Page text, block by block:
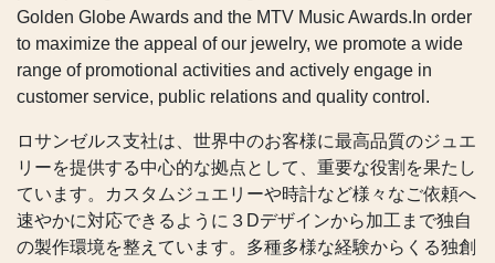
Golden Globe Awards and the MTV Music Awards.In order
to maximize the appeal of our jewelry, we promote a wide
range of promotional activities and actively engage in
customer service, public relations and quality control.
ロサンゼルス支社は、世界中のお客様に最高品質のジュエ
リーを提供する中心的な拠点として、重要な役割を果たし
ています。カスタムジュエリーや時計など様々なご依頼へ
速やかに対応できるように３Dデザインから加工まで独自
の製作環境を整えています。多種多様な経験からくる独創